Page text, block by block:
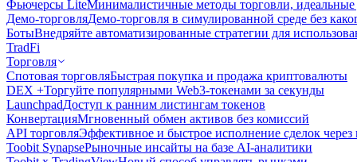
Фьючерсы LiteМинималистичные методы торговли, идеальные
Демо-торговляДемо-торговля в симулированной среде без
БотыВнедряйте автоматизированные стратегии для
TradFi
Торговля
Спотовая торговляБыстрая покупка и продажа криптовалюты
DEX +Торгуйте популярными Web3-токенами за секунды
LaunchpadДоступ к ранним листингам токенов
КонвертацияМгновенный обмен активов без комиссий
API торговляЭффективное и быстрое исполнение сделок
Toobit SynapseРыночные инсайты на базе AI-аналитики